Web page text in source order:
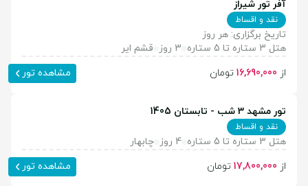
آفر تور شیراز
نقد و اقساط
تاریخ برگزاری: هر روز
هتل 3 ستاره تا 5 ستاره
3 روز
قشم ایر
از 16,690,000 تومان مشاهده تور
تور مشهد 3 شب - تابستان 1405
نقد و اقساط
هتل 3 ستاره تا 5 ستاره 4 روز
چابهار
از 17,800,000 تومان مشاهده تور